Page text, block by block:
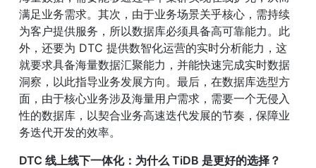
满足业务需求。其次，由于业务场景关乎核心，需持续
为客户提供服务，所以数据库必须具备高可靠能力。此
外，还要为 DTC 提供数智化运营的实时分析能力，这
就要求具备海量数据汇聚能力，并能快速完成实时数据
洞察，以此指导业务发展方向。最后，在数据库选型方
面，由于核心业务涉及海量用户需求，需要一个无侵入
性的数据库，以契合业务高速迭代发展的节奏，保障业
务迭代开发的效率。
DTC 线上线下一体化：为什么 TiDB 是更好的选择？